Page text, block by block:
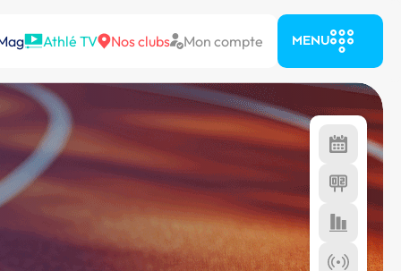
Athlé TV Nos clubs Mon compte MENU